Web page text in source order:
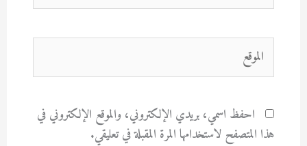
الموقع
احفظ اسمي، بريدي الإلكتروني، والموقع الإلكتروني في
هذا المتصفح لاستخدامها المرة المقبلة في تعليقي.